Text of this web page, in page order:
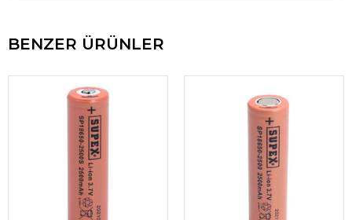
BENZER ÜRÜNLER